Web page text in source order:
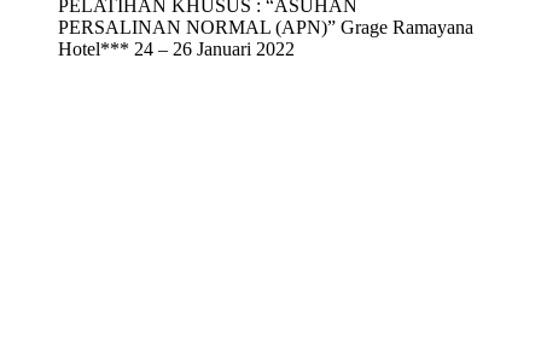
PELATIHAN KHUSUS : “ASUHAN
PERSALINAN NORMAL (APN)” Grage Ramayana
Hotel*** 24 – 26 Januari 2022